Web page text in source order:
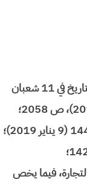
القانون رقم 21.18 المتعلق بالضمانات المنقولة الصادر بتنفيذه الظهير الشريف رقم 1.19.76 بتاريخ في 11 شعبان
القانون رقم 89.17 الصادر بتنفيذه الظهير الشريف رقم 1.18.110 بتاريخ في 2 جمادى الأولى 1440 (9 يناير 2019)؛
القانون رقم 15.95 المتعلق بمدونة التجارة، فيما يخص